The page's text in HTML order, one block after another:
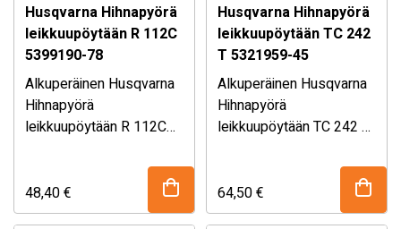
Husqvarna Hihnapyörä
leikkuupöytään R 112C
5399190-78
Alkuperäinen Husqvarna
Hihnapyörä
leikkuupöytään R 112C
ajoleikkureihin joissa on
Combi 112 tai Combi 103
Mikäli olet epävarma
48,40€
Husqvarna Hihnapyörä
leikkuupöytään TC 242
T 5321959-45
Alkuperäinen Husqvarna
Hihnapyörä
leikkuupöytään TC 242 T
leikkuupöytään. Katso
sopivuustaulukko
Mikäli olet epävarma
64,50€